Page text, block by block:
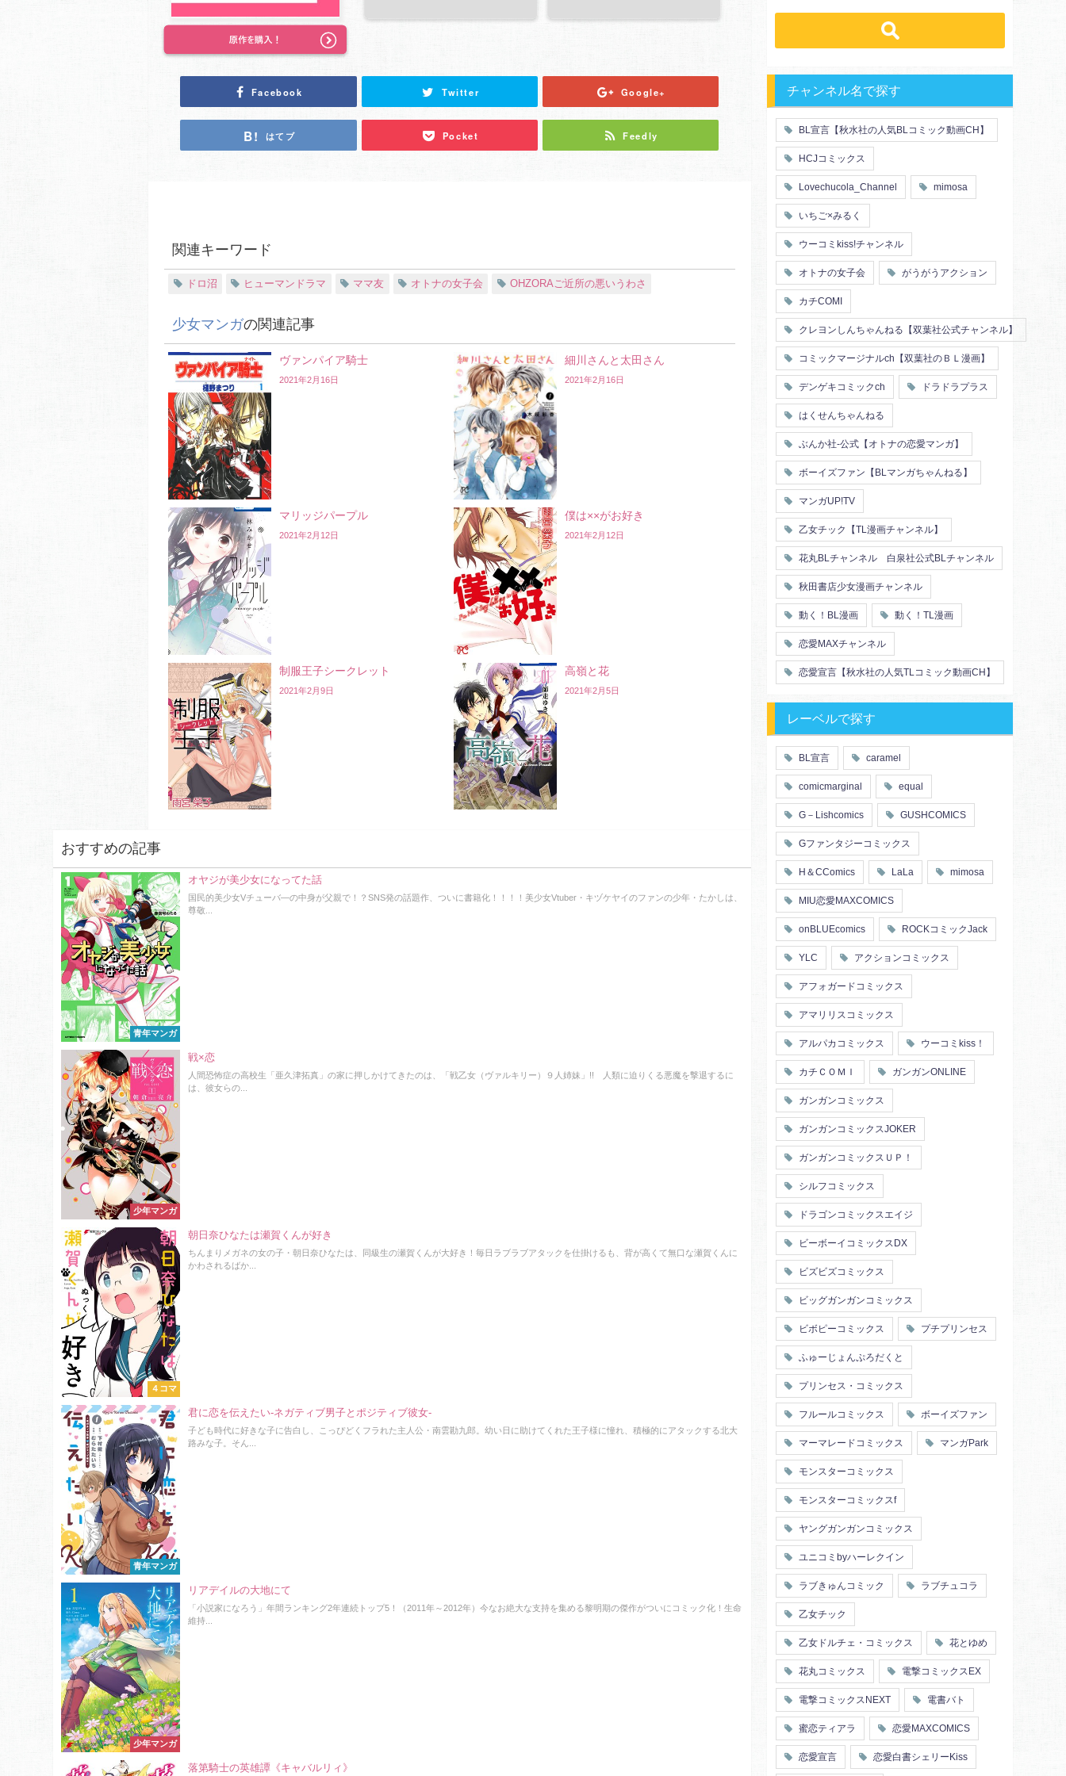
Facebook Twitter Google+
はてブ Pocket Feedly
関連キーワード
ドロ沼 ヒューマンドラマ ママ友 オトナの女子会 OHZORAご近所の悪いうわさ
少女マンガの関連記事
ヴァンパイア騎士
2021年2月16日
細川さんと太田さん
2021年2月16日
マリッジパープル
2021年2月12日
僕は××がお好き
2021年2月12日
制服王子シークレット
2021年2月9日
高嶺と花
2021年2月5日
おすすめの記事
青年マンガ
オヤジが美少女になってた話
国民的美少女Vチューバ―の中身が父親で！？SNS発の話題作、ついに書籍化！！！！美少女Vtuber・キヅケヤイのファンの少年・たかしは、
尊敬...
少年マンガ
戦×恋
人間恐怖症の高校生「亜久津拓真」の家に押しかけてきたのは、「戦乙女（ヴァルキリー）９人姉妹」!! 人類に迫りくる悪魔を撃退するに
は、彼女らの...
４コマ
朝日奈ひなたは瀬賀くんが好き
ちんまりメガネの女の子・朝日奈ひなたは、同級生の瀬賀くんが大好き！毎日ラブラブアタックを仕掛けるも、背が高くて無口な瀬賀くんに
かわされるばか...
青年マンガ
君に恋を伝えたい-ネガティブ男子とポジティブ彼女-
子ども時代に好きな子に告白し、こっぴどくフラれた主人公・南雲勘九郎。幼い日に助けてくれた王子様に憧れ、積極的にアタックする北大
路みな子。そん...
少年マンガ
リアデイルの大地にて
「小説家になろう」年間ランキング2年連続トップ5！（2011年～2012年）今なお絶大な支持を集める黎明期の傑作がついにコミック化！生命
維持...
落第騎士の英雄譚《キャバルリィ》
俺様
エリート・ハイスぺ
極道
芸能人
王子様
ヤンキー・不良
人外
同期
店長・店員
先生
幼馴染
漫画家・作家
禁断・背徳
ロマンス
セフレ
お色気
初体験
調教
花嫁
義兄弟姉妹
初恋
スーツ
片思い
人妻
主従関係
婚約者
不器用
秘密の関係
甘エロ
フェチ
メイド
恋人
泥酔
絶倫
複数プレイ
友情・仲間
チャンネル名で探す
BL宣言【秋水社の人気BLコミック動画CH】
HCJコミックス
Lovechucola_Channel mimosa
いちご×みるく
ウーコミkiss!チャンネル
オトナの女子会 がうがうアクション
カチCOMI
クレヨンしんちゃんねる【双葉社公式チャンネル】
コミックマージナルch【双葉社のＢＬ漫画】
デンゲキコミックch ドラドラプラス
はくせんちゃんねる
ぶんか社-公式【オトナの恋愛マンガ】
ボーイズファン【BLマンガちゃんねる】
マンガUP!TV
乙女チック【TL漫画チャンネル】
花丸BLチャンネル 白泉社公式BLチャンネル
秋田書店少女漫画チャンネル
動く！BL漫画 動く！TL漫画
恋愛MAXチャンネル
恋愛宣言【秋水社の人気TLコミック動画CH】
レーベルで探す
BL宣言 caramel
comicmarginal equal
G－Lishcomics GUSHCOMICS
Gファンタジーコミックス
H＆CComics LaLa mimosa
MIU恋愛MAXCOMICS
onBLUEcomics ROCKコミックJack
YLC アクションコミックス
アフォガードコミックス
アマリリスコミックス
アルパカコミックス ウーコミkiss！
カチＣＯＭＩ ガンガンONLINE
ガンガンコミックス
ガンガンコミックスJOKER
ガンガンコミックスＵＰ！
シルフコミックス
ドラゴンコミックスエイジ
ビーボーイコミックスDX
ビズビズコミックス
ビッグガンガンコミックス
ビボピーコミックス プチプリンセス
ふゅーじょんぷろだくと
プリンセス・コミックス
フルールコミックス ボーイズファン
マーマレードコミックス マンガPark
モンスターコミックス
モンスターコミックスf
ヤングガンガンコミックス
ユニコミbyハーレクイン
ラブきゅんコミック ラブチュコラ
乙女チック
乙女ドルチェ・コミックス 花とゆめ
花丸コミックス 電撃コミックスEX
電撃コミックスNEXT 電書バト
蜜恋ティアラ 恋愛MAXCOMICS
恋愛宣言 恋愛白書シェリーKiss